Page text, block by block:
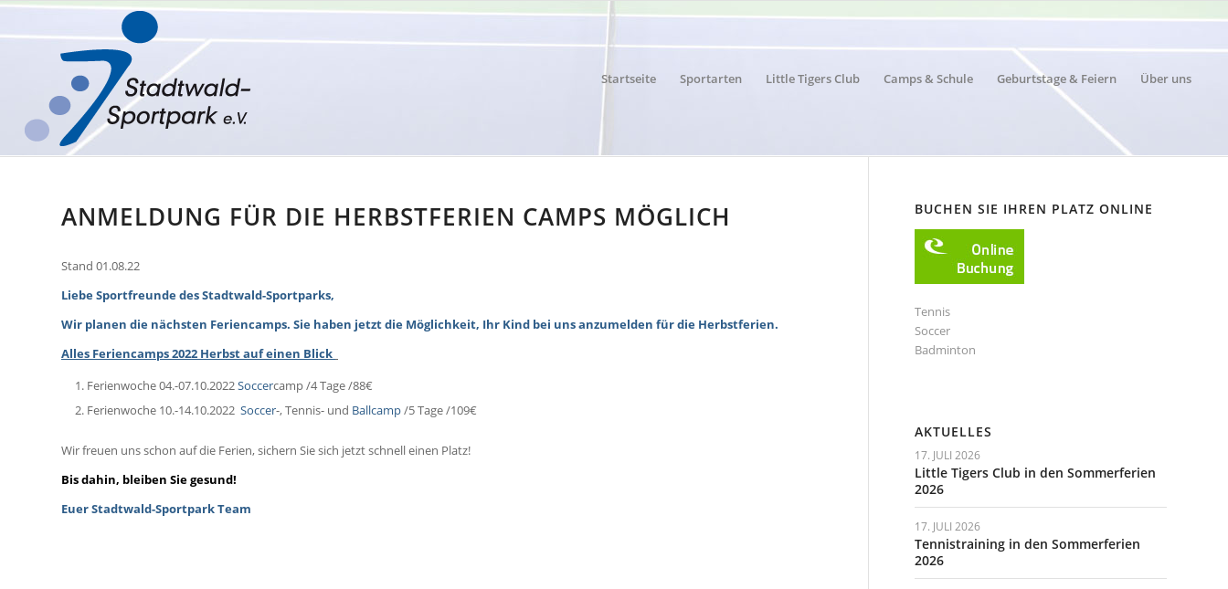
Startseite Sportarten Little Tigers Club Camps & Schule Geburtstage & Feiern Über uns
ANMELDUNG FÜR DIE HERBSTFERIEN CAMPS MÖGLICH
Stand 01.08.22
Liebe Sportfreunde des Stadtwald-Sportparks,
Wir planen die nächsten Feriencamps. Sie haben jetzt die Möglichkeit, Ihr Kind bei uns anzumelden für die Herbstferien.
Alles Feriencamps 2022 Herbst auf einen Blick
Ferienwoche 04.-07.10.2022Soccercamp /4 Tage /88€
Ferienwoche 10.-14.10.2022 Soccer-, Tennis- und Ballcamp/5 Tage /109€
Wir freuen uns schon auf die Ferien, sichern Sie sich jetzt schnell einen Platz!
Bis dahin, bleiben Sie gesund!
Euer Stadtwald-Sportpark Team
BUCHEN SIE IHREN PLATZ ONLINE
Tennis
Soccer
Badminton
AKTUELLES
17. JULI 2026
Little Tigers Club in den Sommerferien
2026
17. JULI 2026
Tennistraining in den Sommerferien
2026